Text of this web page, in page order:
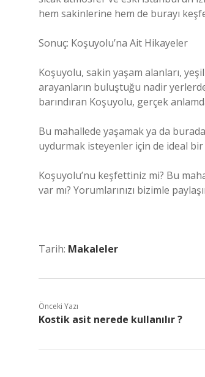
hem sakinlerine hem de burayı
Sonuç: Koşuyolu’na Ait Hikayeler
Koşuyolu, sakin yaşam alanları,
arayanların buluştuğu nadir
barındıran Koşuyolu, gerçek
Bu mahallede yaşamak ya da
uydurmak isteyenler için de ideal
Koşuyolu’nu keşfettiniz mi? Bu
var mı? Yorumlarınızı bizimle
Tarih: Makaleler
Önceki Yazı
Kostik asit nerede kullanılır ?